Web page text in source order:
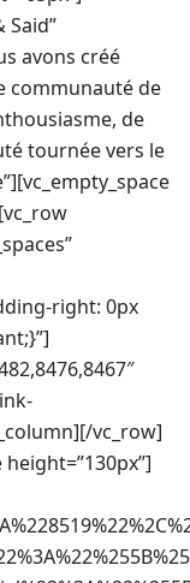
Said”
avons créé
communauté de
de
tournée vers le
right: 0px
vc_row]